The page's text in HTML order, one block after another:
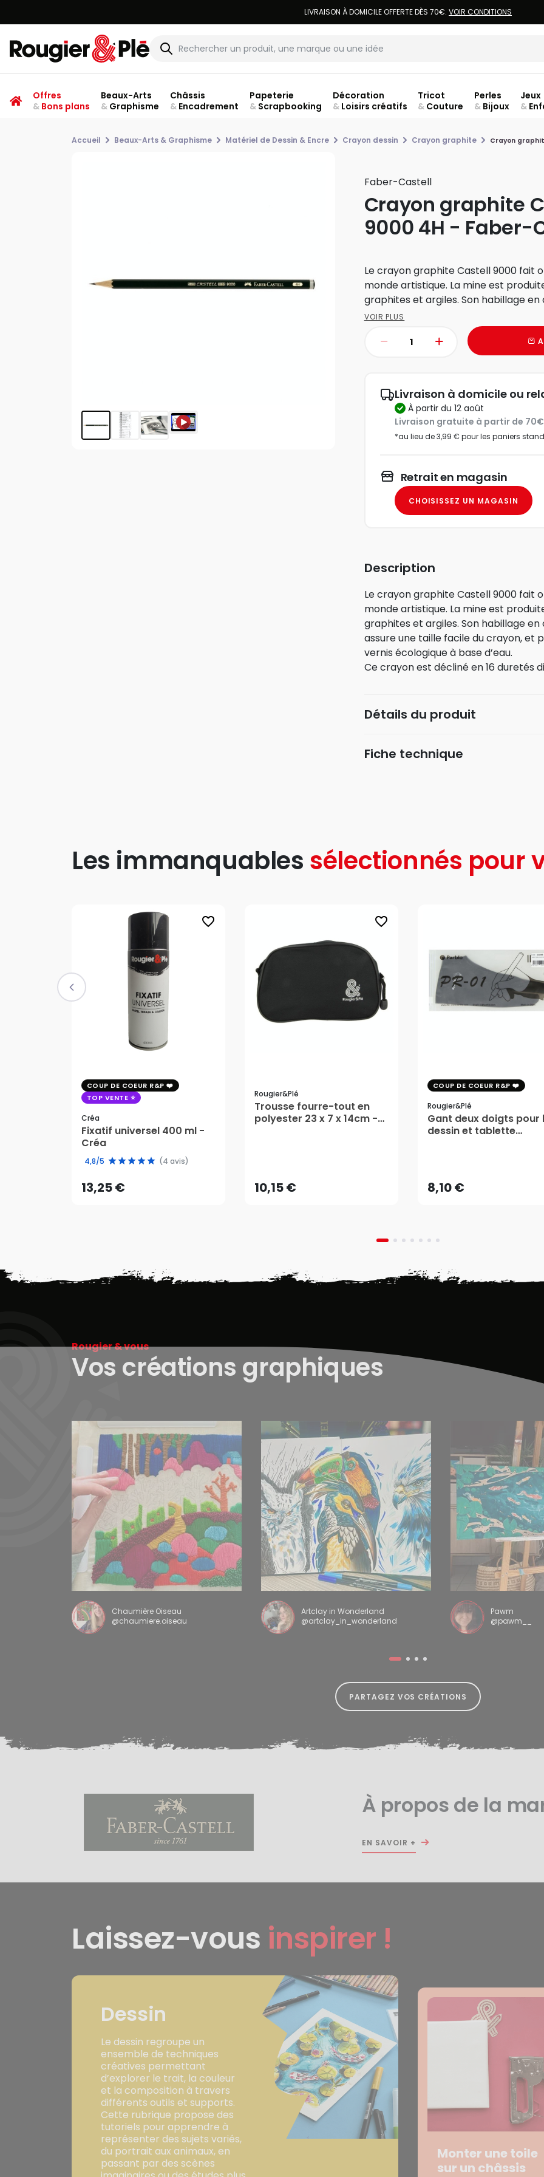
LIVRAISON À DOMICILE OFFERTE DÈS 70€. VOIR CONDITIONS
Offres
&Bons plans
Beaux-Arts
&Graphisme
Châssis
&Encadrement
Papeterie
&Scrapbooking
Décoration
&Loisirs créatifs
Tricot
& Couture
Perles
& Bijoux
Jeux
&
Accueil Beaux-Arts & Graphisme Matériel de Dessin & Encre Crayon dessin Crayon graphite Crayon
Faber-Castell
Crayon graphite
9000 4H - Faber-
Le crayon graphite Castell 9000 fait
monde artistique. La mine est
graphites et argiles. Son habillage en
VOIR PLUS
Livraison à domicile ou
à partir du 12 août
Livraison gratuite à partir de
*au lieu de 3,99 € pour les paniers
Retrait en magasin
CHOISISSEZ UN MAGASIN
Description
Le crayon graphite Castell 9000 fait
monde artistique. La mine est
graphites et argiles. Son habillage
assure une taille facile du crayon, et
vernis écologique à base d’eau.
Ce crayon est décliné en 16 duretés
Détails du produit
Fiche technique
Les immanquables sélectionnés pour
favorite_border
COUP DE COEUR R&P
TOP VENTE
Créa
Fixatif universel 400 ml -
Créa
4,8/5 (4 avis)
13,25 €
13,25 €
AJOUTER AU PANIER
favorite_border
Rougier&plé
Trousse fourre-tout en
polyester 23 x 7 x 14cm -
10,15 €AJOUTER AU PANIER
COUP DE COEUR R&P
Rougier&plé
Gant deux doigts pour
dessin et tablette
8,10 €AJOUTER AU PANIER
Rougier & vous
Vos créations graphiques
Chaumière Oiseau
@chaumiere.oiseau
Artclay in Wonderland
@artclay_in_wonderland
Pawm
@pawm__
PARTAGEZ VOS CRÉATIONS
À propos de la
EN SAVOIR +
Laissez-vous inspirer !
Dessin
Le dessin regroupe un
ensemble de techniques
créatives permettant
d’explorer le trait, la couleur
et la composition à travers
différents outils et supports.
Cette rubrique propose des
tutoriels pour apprendre à
représenter des sujets variés,
du portrait aux animaux, en
passant par des scènes
Monter une toile
sur un châssis